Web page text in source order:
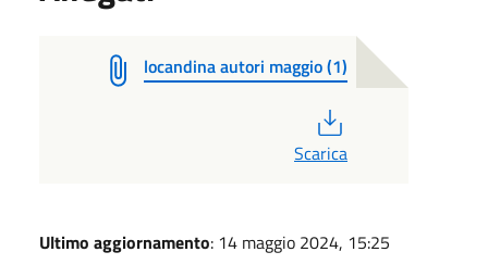
locandina autori maggio (1)
Scarica
Ultimo aggiornamento: 14 maggio 2024, 15:25